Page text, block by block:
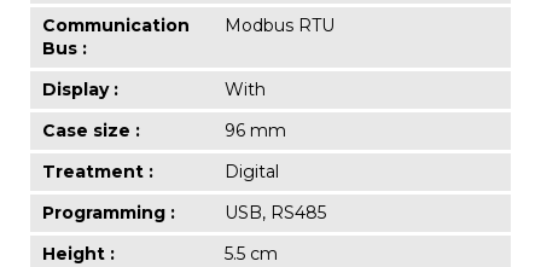
Communication
Bus :
Modbus RTU
Display :
With
Case size :
96 mm
Treatment :
Digital
Programming :
USB, RS485
Height :
5.5 cm